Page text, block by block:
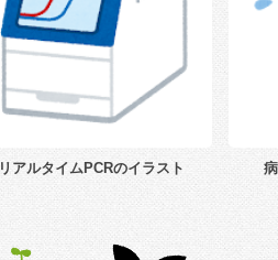
リアルタイムPCRのイラスト